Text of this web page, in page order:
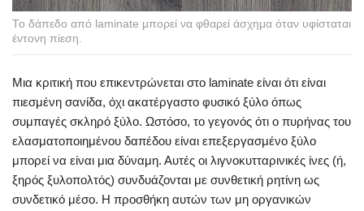
Το δάπεδο από laminate μπορεί να φθαρεί άσχημα όταν υφίσταται
έντονη πίεση.
Μια κριτική που επικεντρώνεται στο laminate είναι ότι είναι
πιεσμένη σανίδα, όχι ακατέργαστο φυσικό ξύλο όπως
συμπαγές σκληρό ξύλο. Ωστόσο, το γεγονός ότι ο πυρήνας του
ελασματοποιημένου δαπέδου είναι επεξεργασμένο ξύλο
μπορεί να είναι μια δύναμη. Αυτές οι λιγνοκυτταρινικές ίνες (ή,
ξηρός ξυλοπολτός) συνδυάζονται με συνθετική ρητίνη ως
συνδετικό μέσο. Η προσθήκη αυτών των μη οργανικών